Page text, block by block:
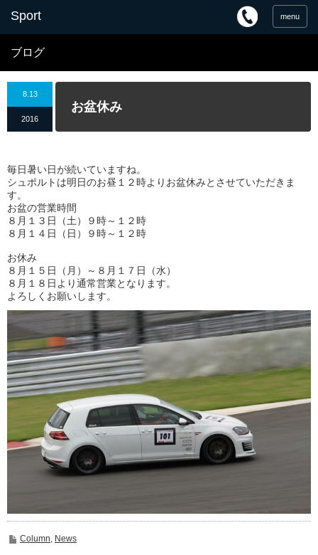
menu
ブログ
8.13
2016
お盆休み
毎日暑い日が続いていますね。
シュポルトは明日のお昼１２時よりお盆休みとさせていただきま
す。
お盆の営業時間
８月１３日（土）９時～１２時
８月１４日（日）９時～１２時
お休み
８月１５日（月）～８月１７日（水）
８月１８日より通常営業となります。
よろしくお願いします。
Column News